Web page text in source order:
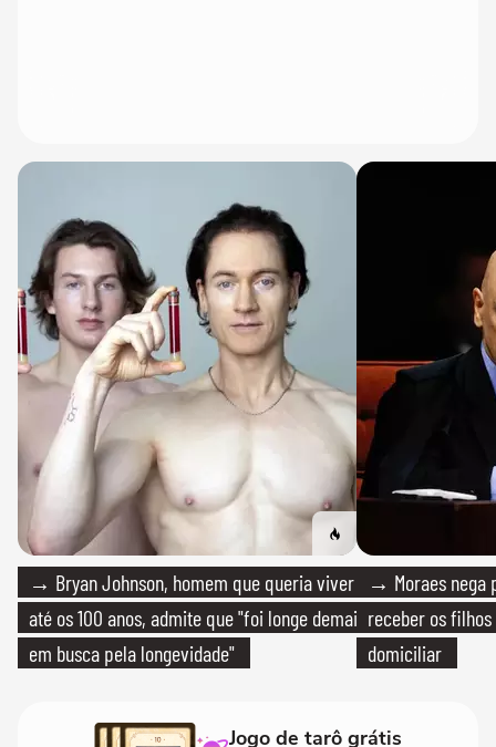
→ Bryan Johnson, homem que queria viver
até os 100 anos, admite que "foi longe demais
em busca pela longevidade"
→ Moraes nega
receber os filhos
domiciliar
Jogo de tarô grátis